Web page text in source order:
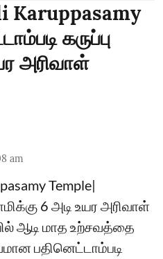
Karuppasamy
கருப்பு
அரிவாள்
am
Temple|
6 அடி உயர அரிவாள்
ஆடி மாத உற்சவத்தை
பதினெட்டாம்படி